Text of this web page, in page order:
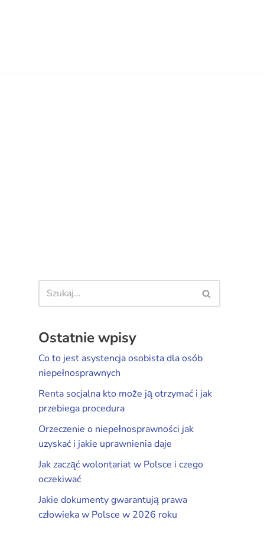
Ostatnie wpisy
Co to jest asystencja osobista dla osób
niepełnosprawnych
Renta socjalna kto może ją otrzymać i jak
przebiega procedura
Orzeczenie o niepełnosprawności jak
uzyskać i jakie uprawnienia daje
Jak zacząć wolontariat w Polsce i czego
oczekiwać
Jakie dokumenty gwarantują prawa
człowieka w Polsce w 2026 roku